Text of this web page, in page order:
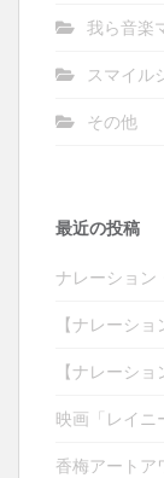
我ら音楽
スマイル
その他
最近の投稿
ナレーション
【ナレーシ
【ナレーシ
映画「レイニ
香梅アートア